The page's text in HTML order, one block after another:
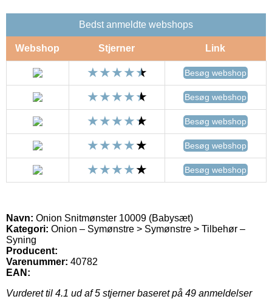
Bedst anmeldte webshops
Webshop Stjerner Link
Besøg webshop
Besøg webshop
Besøg webshop
Besøg webshop
Besøg webshop
Navn: Onion Snitmønster 10009 (Babysæt)
Kategori: Onion – Symønstre > Symønstre > Tilbehør –
Syning
Producent:
Varenummer: 40782
EAN:
Vurderet til 4.1 ud af 5 stjerner baseret på 49 anmeldelser